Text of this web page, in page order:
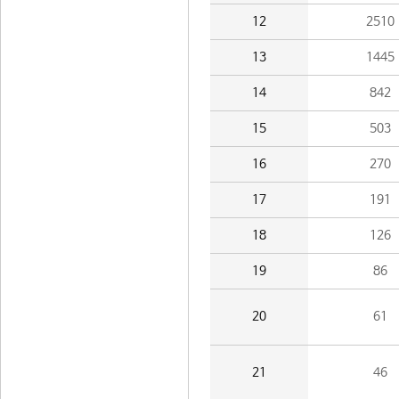
12 2510
13 1445
14 842
15 503
16 270
17 191
18 126
19 86
20 61
21 46